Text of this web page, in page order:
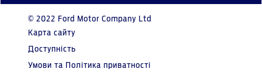
© 2022 Ford Motor Company Ltd
Карта сайту
Доступність
Умови та Політика приватності